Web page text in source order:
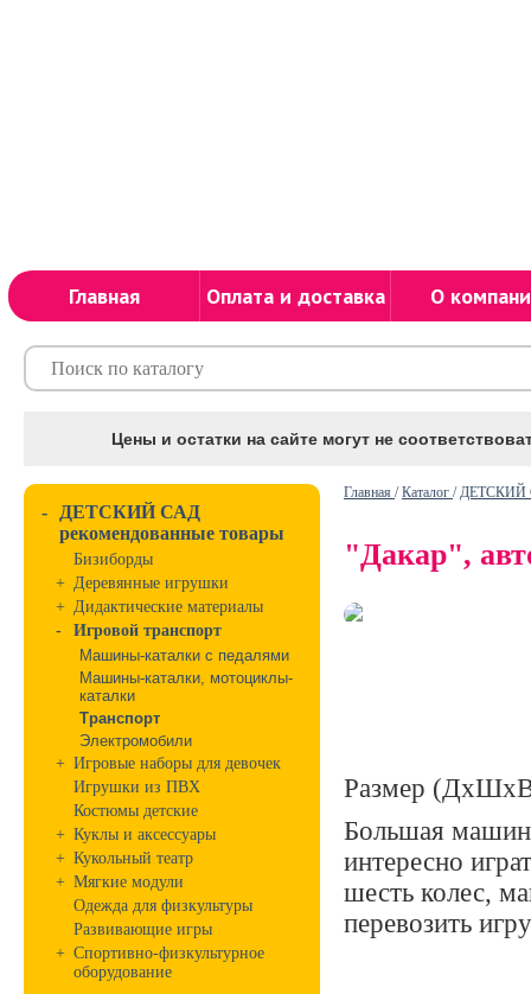
Главная Оплата и доставка О
Цены и остатки на сайте могут не
-
ДЕТСКИЙ САД
рекомендованные товары
Бизиборды
+ Деревянные игрушки
+ Дидактические материалы
-
Игровой транспорт
Машины-каталки с педалями
Машины-каталки, мотоциклы-
каталки
Транспорт
Электромобили
+ Игровые наборы для девочек
Игрушки из ПВХ
Костюмы детские
+ Куклы и аксессуары
+ Кукольный театр
+ Мягкие модули
Одежда для физкультуры
Развивающие игры
+ Спортивно-физкультурное
оборудование
Главная /Каталог /ДЕТСКИЙ
"Дакар",
Размер
Большая
интересно
шесть колес,
перевозить